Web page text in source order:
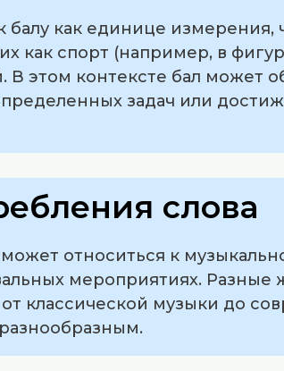
балу как единице измерения,
как спорт (например, в
этом контексте бал может
задач или
слова
может относиться к
мероприятиях. Разные
классической музыки до